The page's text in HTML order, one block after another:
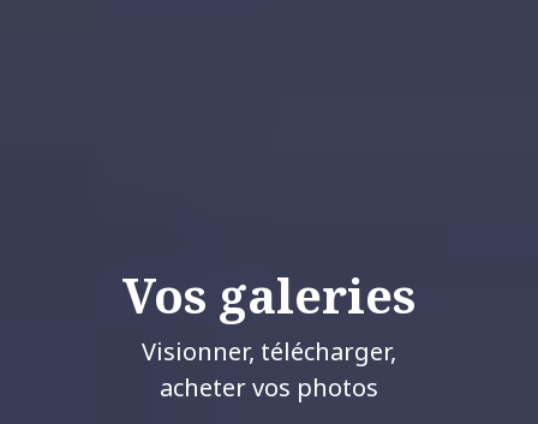
Vos galeries
Visionner, télécharger,
acheter vos photos